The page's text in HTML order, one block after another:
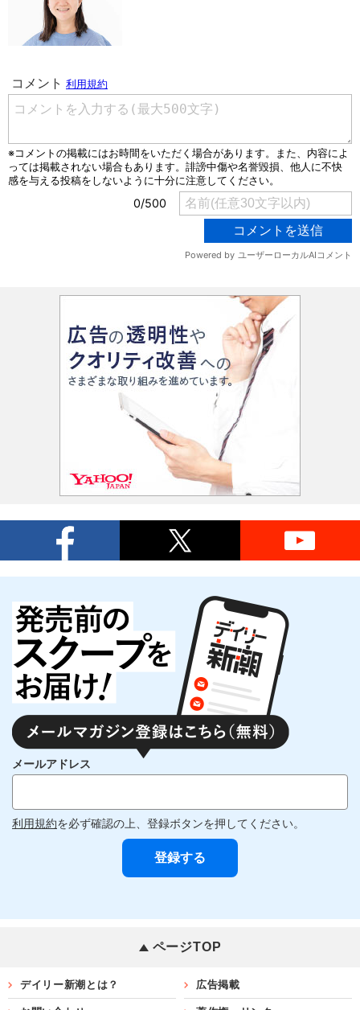
メールアドレス
利用規約を必ず確認の上、登録ボタンを押してください。
ページTOP
デイリー新潮とは？ 広告掲載